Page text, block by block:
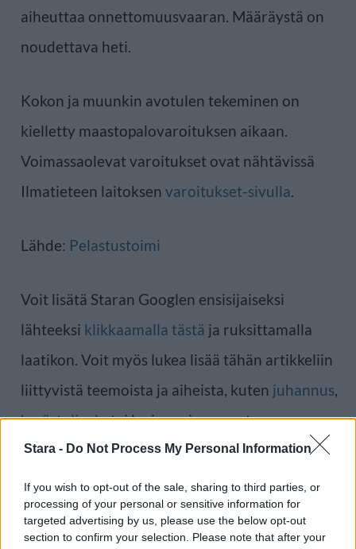
Stara - Do Not Process My Personal Information
If you wish to opt-out of the sale, sharing to third parties, or
processing of your personal or sensitive information for
targeted advertising by us, please use the below opt-out
section to confirm your selection. Please note that after your
aiheuttaa onnettomuusvaaran. Määräystä on
noudettava heti.
Kokon ja muunkin avotulen tekeminen on
kielletty maastopalovaroituksen aikaan.
Voimassaolevat varoitukset ovat nähtävissä
Ilmatieteen laitoksen varoitukset-sivulla.
Lähde: Pelastustoimi
Voit lisätä Staran Googlen ensisijaiseksi
lähteeksi klikkaamalla tästä ja ruksittamalla
laatikon. Voit myös lukea lisää tähän artikkeliin
liittyvistä teemoista ja aiheista, kuten juhannus,
kesä,tulipalotai laajemmin samasta
aihealueestaUutiset-osioistamme.
Ilmoita virheestä Tietoa meistä Toimitusperiaatteet